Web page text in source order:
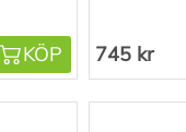
KÖP 745 kr